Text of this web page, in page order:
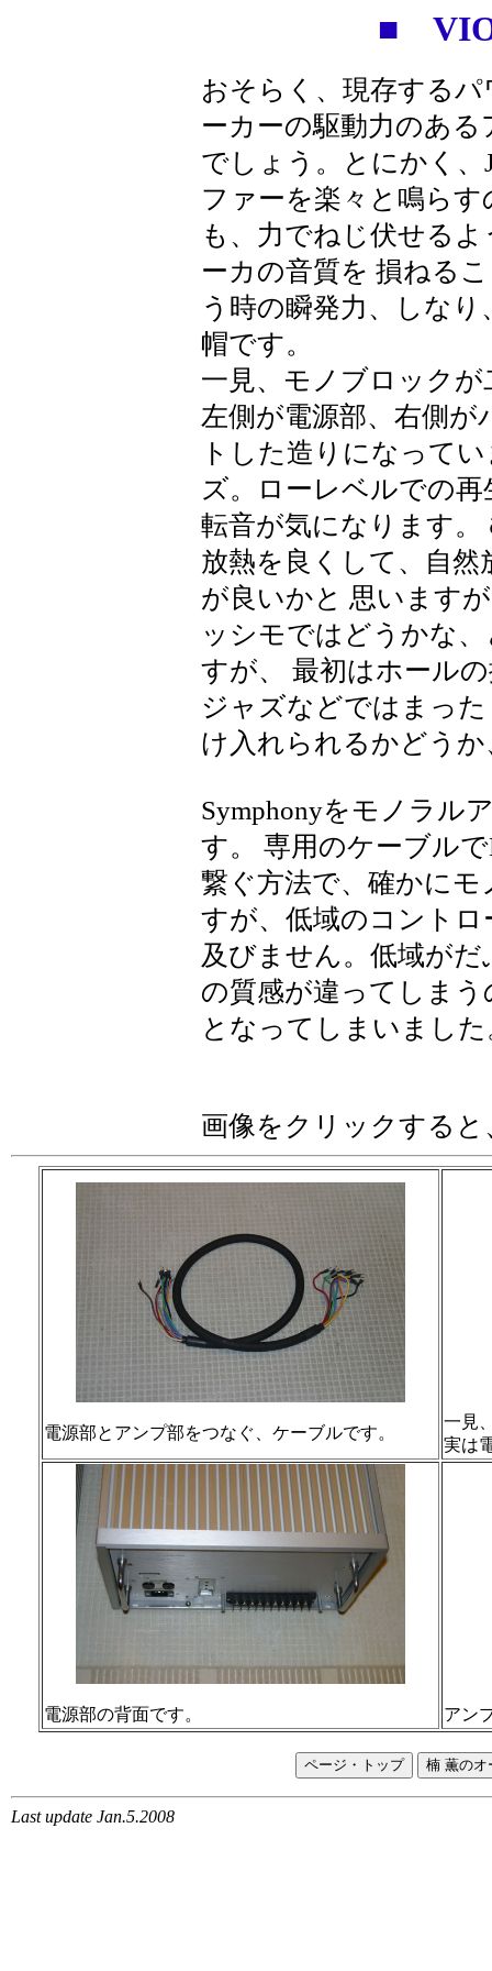
■
おそらく、現存する
ーカーの駆動力のあ
でしょう。とにかく、
ファーを楽々と鳴ら
も、力でねじ伏せる
ーカの音質を 損ねる
う時の瞬発力、しな
帽です。
一見、モノブロック
左側が電源部、右側が
トした造りになって
ズ。ローレベルでの
転音が気になります。
放熱を良くして、自
が良いかと 思います
ッシモではどうかな
すが、 最初はホール
ジャズなどではまっ
け入れられるかどう
Symphonyをモノラル
す。 専用のケーブル
繋ぐ方法で、確かに
すが、低域のコント
及びません。低域が
の質感が違ってしまう
となってしまいました
画像をクリックする
電源部とアンプ部をつなぐ、ケーブルです。
一見
実は
電源部の背面です。 アン
Last update Jan.5.2008